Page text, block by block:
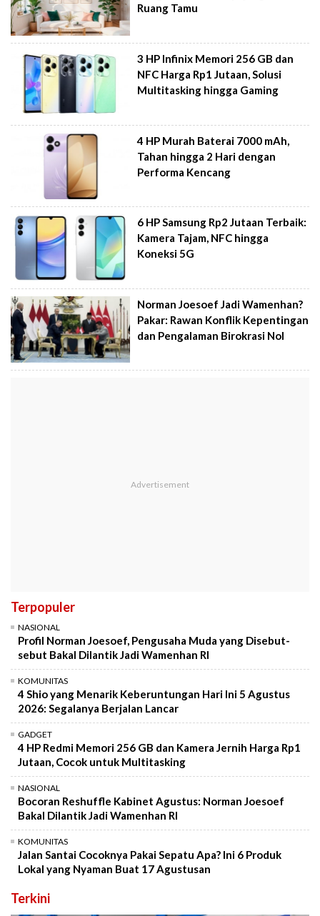
Ruang Tamu
3 HP Infinix Memori 256 GB dan
NFC Harga Rp1 Jutaan, Solusi
Multitasking hingga Gaming
4 HP Murah Baterai 7000 mAh,
Tahan hingga 2 Hari dengan
Performa Kencang
6 HP Samsung Rp2 Jutaan Terbaik:
Kamera Tajam, NFC hingga
Koneksi 5G
Norman Joesoef Jadi Wamenhan?
Pakar: Rawan Konflik Kepentingan
dan Pengalaman Birokrasi Nol
Terpopuler
NASIONAL
Profil Norman Joesoef, Pengusaha Muda yang Disebut-
sebut Bakal Dilantik Jadi Wamenhan RI
KOMUNITAS
4 Shio yang Menarik Keberuntungan Hari Ini 5 Agustus
2026: Segalanya Berjalan Lancar
GADGET
4 HP Redmi Memori 256 GB dan Kamera Jernih Harga Rp1
Jutaan, Cocok untuk Multitasking
NASIONAL
Bocoran Reshuffle Kabinet Agustus: Norman Joesoef
Bakal Dilantik Jadi Wamenhan RI
KOMUNITAS
Jalan Santai Cocoknya Pakai Sepatu Apa? Ini 6 Produk
Lokal yang Nyaman Buat 17 Agustusan
Terkini